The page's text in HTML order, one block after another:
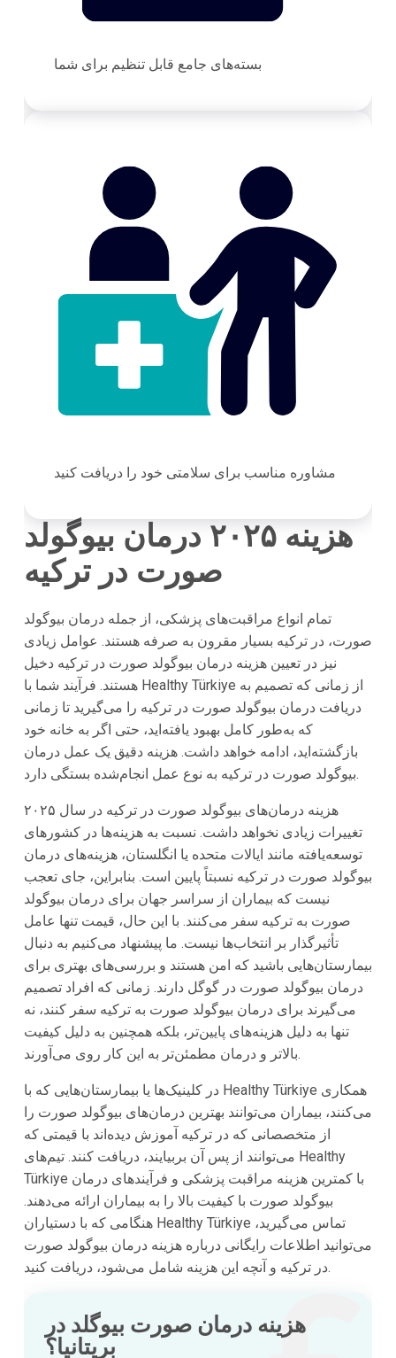
بسته‌های جامع قابل تنظیم برای شما
مشاوره مناسب برای سلامتی خود را دریافت کنید
هزینه ۲۰۲۵ درمان بیوگولد
صورت در ترکیه
تمام انواع مراقبت‌های پزشکی، از جمله درمان بیوگولد
صورت، در ترکیه بسیار مقرون به صرفه هستند. عوامل زیادی
نیز در تعیین هزینه درمان بیوگولد صورت در ترکیه دخیل
هستند. فرآیند شما با Healthy Türkiye از زمانی که تصمیم به
دریافت درمان بیوگولد صورت در ترکیه را می‌گیرید تا زمانی
که به‌طور کامل بهبود یافته‌اید، حتی اگر به خانه خود
بازگشته‌اید، ادامه خواهد داشت. هزینه دقیق یک عمل درمان
بیوگولد صورت در ترکیه به نوع عمل انجام‌شده بستگی دارد.
هزینه درمان‌های بیوگولد صورت در ترکیه در سال ۲۰۲۵
تغییرات زیادی نخواهد داشت. نسبت به هزینه‌ها در کشورهای
توسعه‌یافته مانند ایالات متحده یا انگلستان، هزینه‌های درمان
بیوگولد صورت در ترکیه نسبتاً پایین است. بنابراین، جای تعجب
نیست که بیماران از سراسر جهان برای درمان بیوگولد
صورت به ترکیه سفر می‌کنند. با این حال، قیمت تنها عامل
تأثیرگذار بر انتخاب‌ها نیست. ما پیشنهاد می‌کنیم به دنبال
بیمارستان‌هایی باشید که امن هستند و بررسی‌های بهتری برای
درمان بیوگولد صورت در گوگل دارند. زمانی که افراد تصمیم
می‌گیرند برای درمان بیوگولد صورت به ترکیه سفر کنند، نه
تنها به دلیل هزینه‌های پایین‌تر، بلکه همچنین به دلیل کیفیت
بالاتر و درمان مطمئن‌تر به این کار روی می‌آورند.
در کلینیک‌ها یا بیمارستان‌هایی که با Healthy Türkiye همکاری
می‌کنند، بیماران می‌توانند بهترین درمان‌های بیوگولد صورت را
از متخصصانی که در ترکیه آموزش دیده‌اند با قیمتی که
می‌توانند از پس آن بربیایند، دریافت کنند. تیم‌های Healthy
Türkiye با کمترین هزینه مراقبت پزشکی و فرآیندهای درمان
بیوگولد صورت با کیفیت بالا را به بیماران ارائه می‌دهند.
هنگامی که با دستیاران Healthy Türkiye تماس می‌گیرید،
می‌توانید اطلاعات رایگانی درباره هزینه درمان بیوگولد صورت
در ترکیه و آنچه این هزینه شامل می‌شود، دریافت کنید.
هزینه درمان صورت بیوگلد در
بریتانیا؟